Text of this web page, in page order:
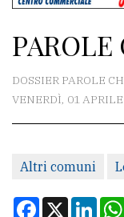
Meteo
CONTATTI
redazione
Scrivici
PAROLE
DOSSIER PAROLE
VENERDÌ, 01
Altri comuni
Facebook
X